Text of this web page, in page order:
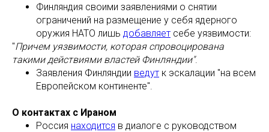
Финляндия своими заявлениями о снятии
ограничений на размещение у себя ядерного
оружия НАТО лишь добавляет себе уязвимости:
"Причем уязвимости, которая спровоцирована
такими действиями властей Финляндии".
Заявления Финляндии ведут к эскалации "на всем
Европейском континенте".
О контактах с Ираном
Россия находится в диалоге с руководством